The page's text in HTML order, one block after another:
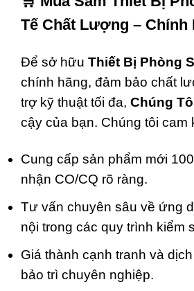
Tế Chất Lượng – Chính
Để sở hữu Thiết Bị Phòng
chính hãng, đảm bảo chất
trợ kỹ thuật tối đa, Chúng
cậy của bạn. Chúng tôi cam
Cung cấp sản phẩm mới
nhận CO/CQ rõ ràng.
Tư vấn chuyên sâu về ứng
nội trong các quy trình kiểm
Giá thành cạnh tranh và
bảo trì chuyên nghiệp.